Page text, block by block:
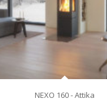
NEXO 160 - Attika